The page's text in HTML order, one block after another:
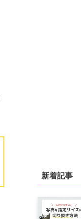
新着記事